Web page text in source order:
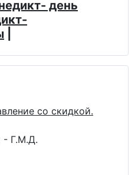
день
со скидкой.
- Г.М.Д.